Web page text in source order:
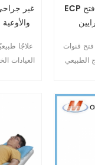
العيادات
والأوعية
البطين
ECP آلة تساعد الأوعية الدموية على فتح
فتح قنوات
الطبيعي
التي تنتجها Omay الطبية.الصين ايكب المصنعة مع